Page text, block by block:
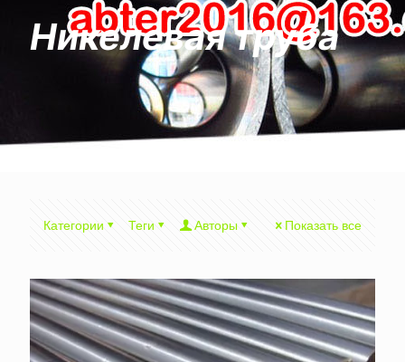
Никелевая труба
Категории Теги Авторы Показать все